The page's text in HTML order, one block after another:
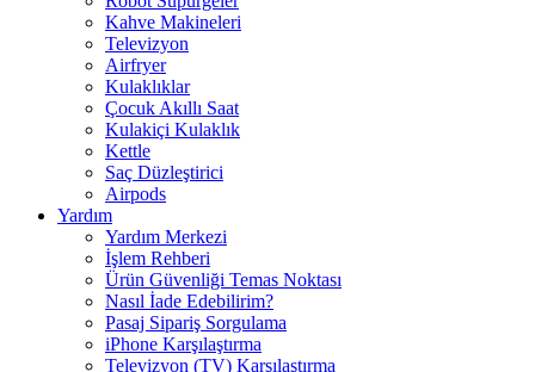
Kahve Makineleri
Televizyon
Airfryer
Kulaklıklar
Çocuk Akıllı Saat
Kulakiçi Kulaklık
Kettle
Saç Düzleştirici
Airpods
Yardım
Yardım Merkezi
İşlem Rehberi
Ürün Güvenliği Temas Noktası
Nasıl İade Edebilirim?
Pasaj Sipariş Sorgulama
iPhone Karşılaştırma
Televizyon (TV) Karşılaştırma